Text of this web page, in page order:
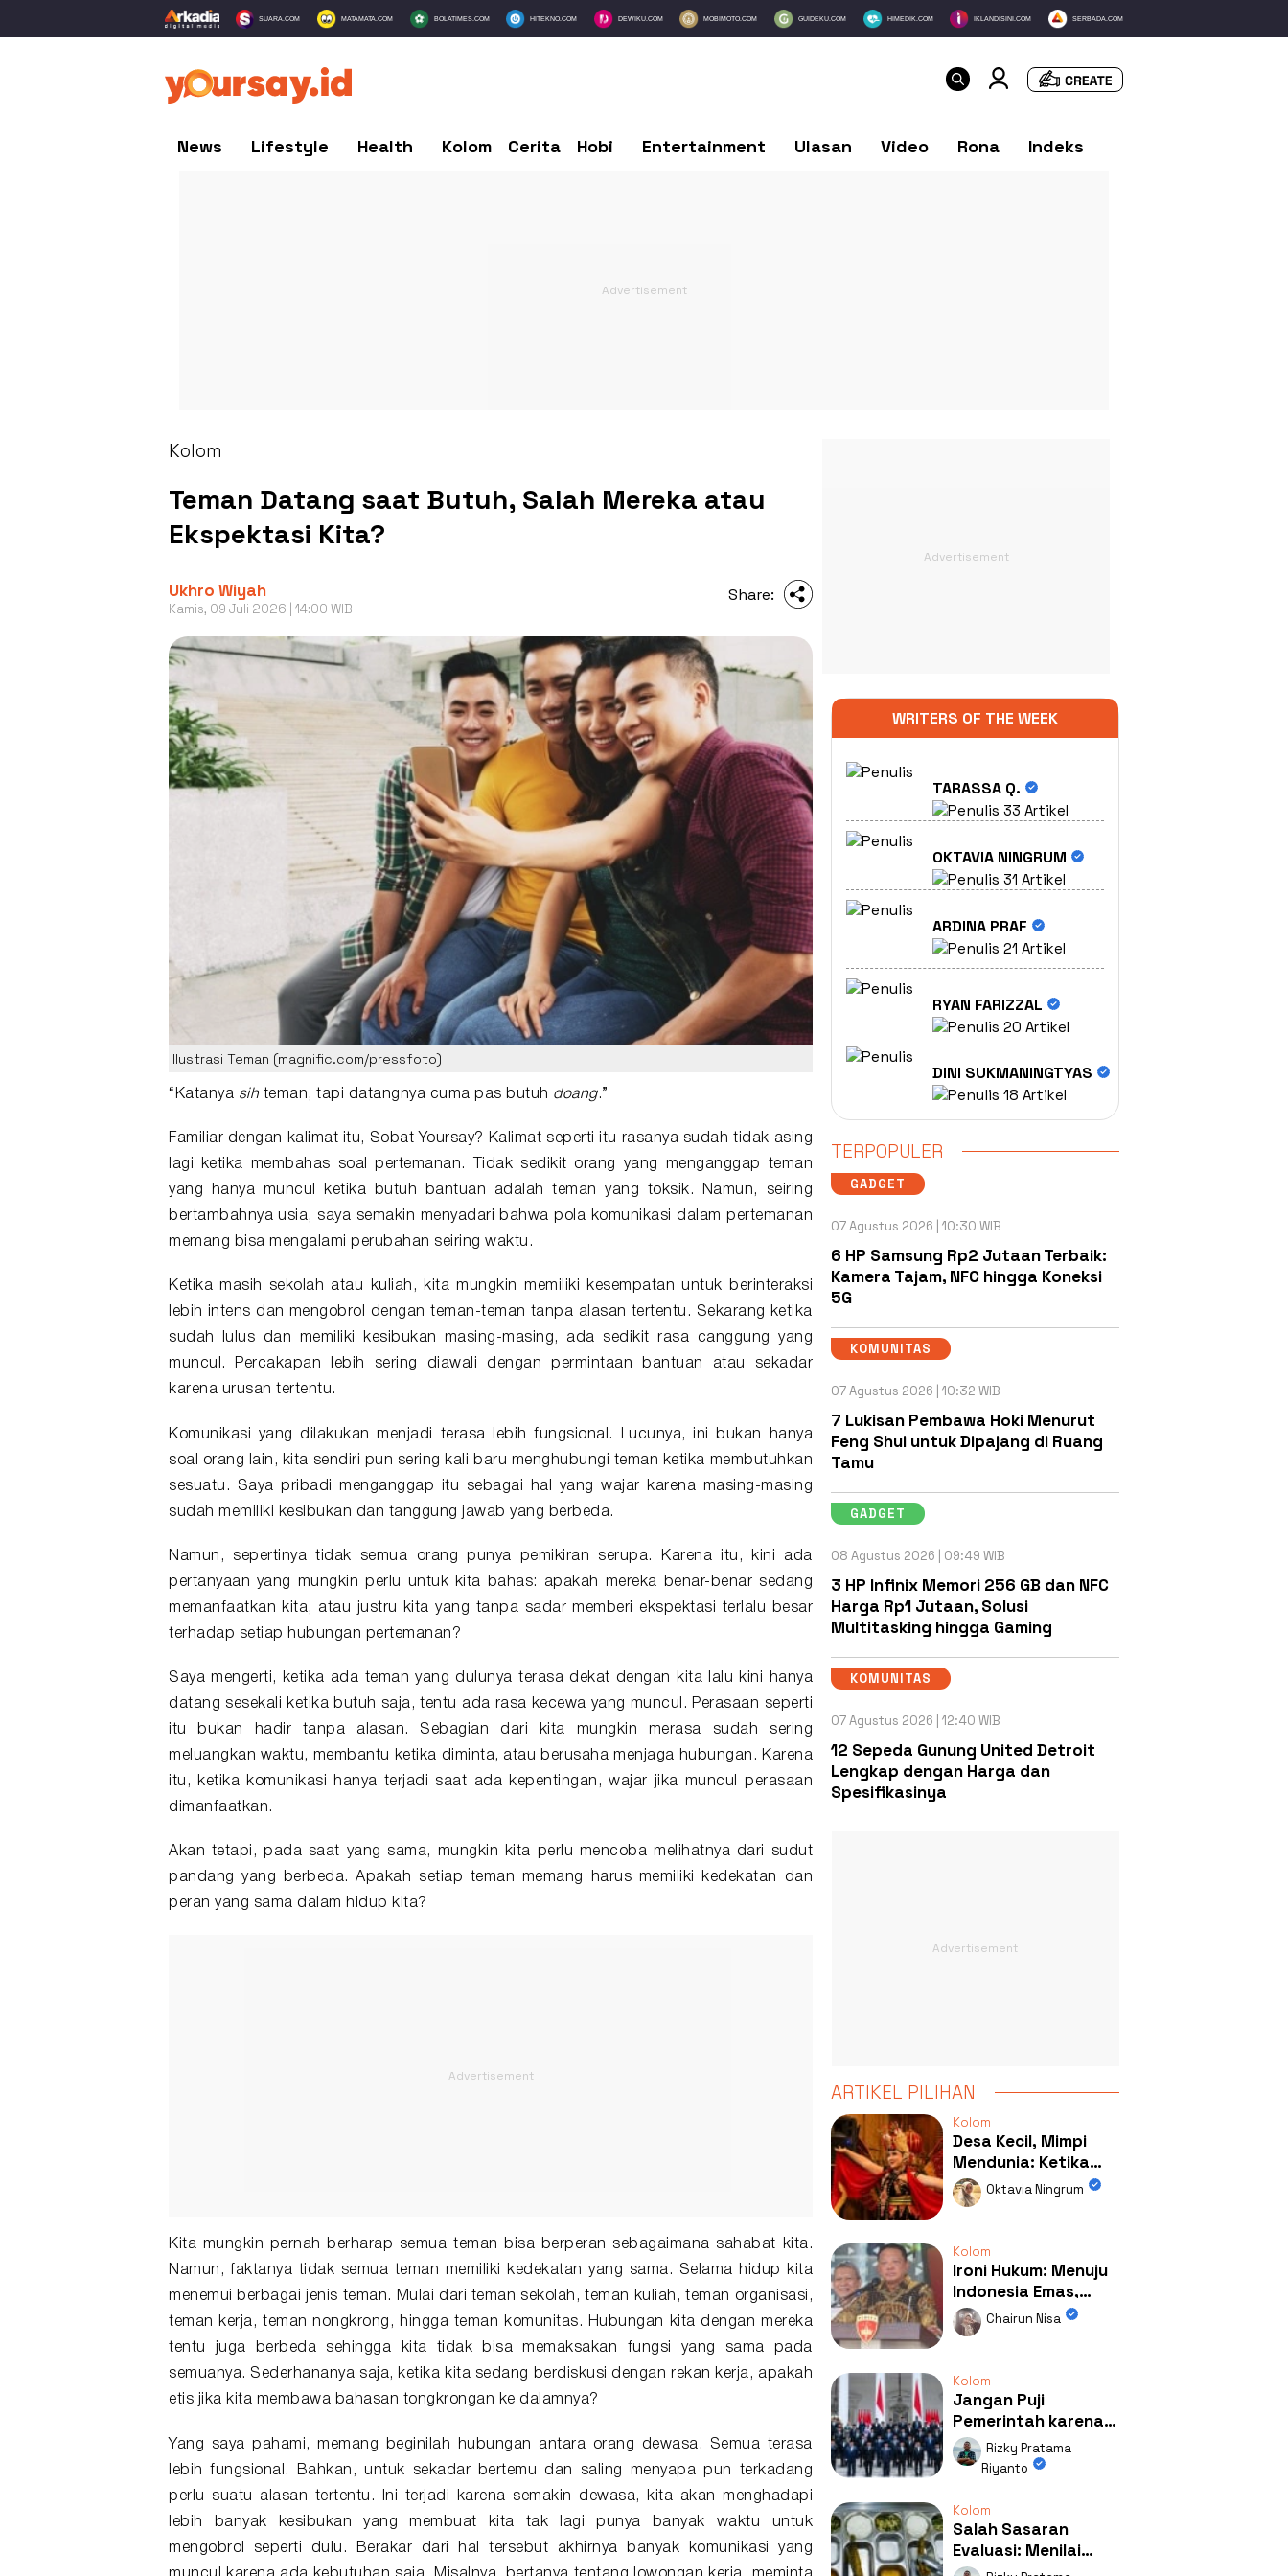
SUARA.COM MATAMATA.COM BOLATIMES.COM HITEKNO.COM DEWIKU.COM MOBIMOTO.COM GUIDEKU.COM HIMEDIK.COM IKLANDISINI.COM SERBADA.COM
News Lifestyle Health Kolom Cerita Hobi Entertainment Ulasan Video Rona Indeks
Kolom
Teman Datang saat Butuh, Salah Mereka atau
Ekspektasi Kita?
Ukhro Wiyah
Kamis, 09 Juli 2026 | 14:00 WIB
Share:
Ilustrasi Teman (magnific.com/pressfoto)
“Katanya sih teman, tapi datangnya cuma pas butuh doang.”
Familiar dengan kalimat itu, Sobat Yoursay? Kalimat seperti itu rasanya sudah tidak asing
lagi ketika membahas soal
pertemanan. Tidak sedikit orang yang menganggap teman
yang hanya muncul ketika butuh bantuan adalah teman yang toksik. Namun, seiring
bertambahnya usia, saya semakin menyadari bahwa pola komunikasi dalam pertemanan
memang bisa mengalami perubahan seiring waktu.
Ketika masih sekolah atau kuliah, kita mungkin memiliki kesempatan untuk berinteraksi
lebih intens dan mengobrol dengan teman-teman tanpa alasan tertentu. Sekarang ketika
sudah lulus dan memiliki kesibukan masing-masing, ada sedikit rasa canggung yang
muncul. Percakapan lebih sering diawali dengan permintaan bantuan atau sekadar
karena urusan tertentu.
Komunikasi yang dilakukan menjadi terasa lebih fungsional. Lucunya, ini bukan hanya
soal orang lain, kita sendiri pun sering kali baru menghubungi teman ketika membutuhkan
sesuatu. Saya pribadi menganggap itu sebagai hal yang wajar karena masing-masing
sudah memiliki kesibukan dan tanggung jawab yang berbeda.
Namun, sepertinya tidak semua orang punya pemikiran serupa. Karena itu, kini ada
pertanyaan yang mungkin perlu untuk kita bahas: apakah mereka benar-benar sedang
memanfaatkan kita, atau justru kita yang tanpa sadar memberi ekspektasi terlalu besar
terhadap setiap hubungan pertemanan?
Saya mengerti, ketika ada teman yang dulunya terasa dekat dengan kita lalu kini hanya
datang sesekali ketika butuh saja, tentu ada rasa kecewa yang muncul. Perasaan seperti
itu bukan hadir tanpa alasan. Sebagian dari kita mungkin merasa sudah sering
meluangkan waktu, membantu ketika diminta, atau berusaha menjaga hubungan. Karena
itu, ketika komunikasi hanya terjadi saat ada kepentingan, wajar jika muncul perasaan
dimanfaatkan.
Akan tetapi, pada saat yang sama, mungkin kita perlu mencoba melihatnya dari sudut
pandang yang berbeda. Apakah setiap teman memang harus memiliki kedekatan dan
peran yang sama dalam hidup kita?
Kita mungkin pernah berharap semua teman bisa berperan sebagaimana sahabat kita.
Namun, faktanya tidak semua teman memiliki kedekatan yang sama. Selama hidup kita
menemui berbagai jenis teman. Mulai dari teman sekolah, teman kuliah, teman organisasi,
teman kerja, teman nongkrong, hingga teman komunitas. Hubungan kita dengan mereka
tentu juga berbeda sehingga kita tidak bisa memaksakan fungsi yang sama pada
semuanya. Sederhananya saja, ketika kita sedang berdiskusi dengan rekan kerja, apakah
etis jika kita membawa bahasan tongkrongan ke dalamnya?
Yang saya pahami, memang beginilah hubungan antara orang dewasa. Semua terasa
lebih fungsional. Bahkan, untuk sekadar bertemu dan saling menyapa pun terkadang
perlu suatu alasan tertentu. Ini terjadi karena semakin dewasa, kita akan menghadapi
lebih banyak kesibukan yang membuat kita tak lagi punya banyak waktu untuk
mengobrol seperti dulu. Berakar dari hal tersebut akhirnya banyak komunikasi yang
WRITERS OF THE WEEK
TARASSA Q.
33 Artikel
OKTAVIA NINGRUM
31 Artikel
ARDINA PRAF
21 Artikel
RYAN FARIZZAL
20 Artikel
DINI SUKMANINGTYAS
18 Artikel
TERPOPULER
GADGET
07 Agustus 2026 | 10:30 WIB
6 HP Samsung Rp2 Jutaan Terbaik:
Kamera Tajam, NFC hingga Koneksi
5G
KOMUNITAS
07 Agustus 2026 | 10:32 WIB
7 Lukisan Pembawa Hoki Menurut
Feng Shui untuk Dipajang di Ruang
Tamu
GADGET
08 Agustus 2026 | 09:49 WIB
3 HP Infinix Memori 256 GB dan NFC
Harga Rp1 Jutaan, Solusi
Multitasking hingga Gaming
KOMUNITAS
07 Agustus 2026 | 12:40 WIB
12 Sepeda Gunung United Detroit
Lengkap dengan Harga dan
Spesifikasinya
ARTIKEL PILIHAN
Kolom
Desa Kecil, Mimpi
Mendunia: Ketika
Kolaborasi
Mengubah Wajah
Oktavia Ningrum
Kolom
Ironi Hukum: Menuju
Indonesia Emas,
Ternyata Emasnya
Ada di Rumah Febrie!
Chairun Nisa
Kolom
Jangan Puji
Pemerintah karena
Kerja: Mengapa
Publik Begitu Mudah
Rizky Pratama
Riyanto
Kolom
Salah Sasaran
Evaluasi: Menilai
Program MBG Lewat